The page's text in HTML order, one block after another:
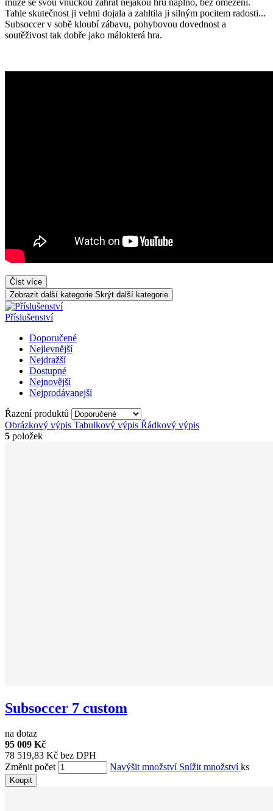
Tahle skutečnost ji velmi dojala a zahltila ji silným pocitem radosti...
Subsoccer v sobě kloubí zábavu, pohybovou dovednost a
soutěživost tak dobře jako málokterá hra.
Číst více
Zobrazit další kategorie Skrýt další kategorie
Příslušenství
Doporučené
Nejlevnější
Nejdražší
Dostupné
Nejnovější
Nejprodávanejší
Řazení produktů
Obrázkový výpis Tabulkový výpis Řádkový výpis
5 položek
Subsoccer 7 custom
na dotaz
95 009 Kč
78 519,83 Kč bez DPH
Změnit počet
Navýšit množství Snížit množstvíks
Koupit